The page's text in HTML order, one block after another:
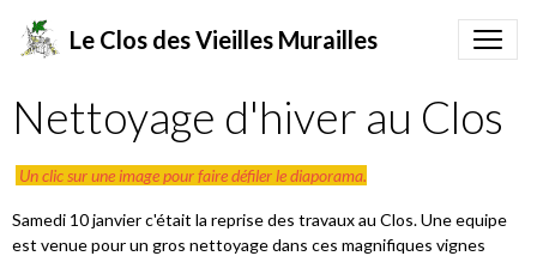
Le Clos des Vieilles Murailles
Nettoyage d'hiver au Clos
Un clic sur une image pour faire défiler le diaporama.
Samedi 10 janvier c'était la reprise des travaux au Clos. Une equipe
est venue pour un gros nettoyage dans ces magnifiques vignes